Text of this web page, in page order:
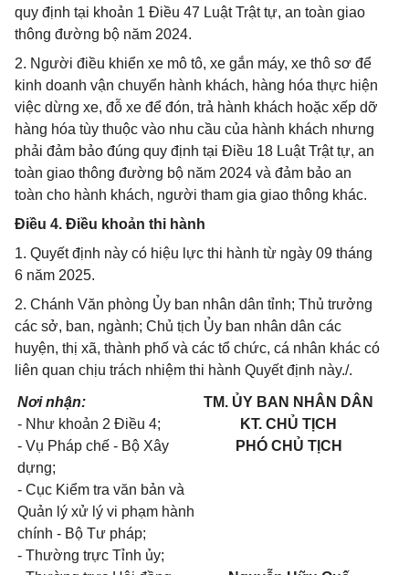
quy định tại khoản 1 Điều 47 Luật Trật tự, an toàn giao
thông đường bộ năm 2024.
2. Người điều khiển xe mô tô, xe gắn máy, xe thô sơ để
kinh doanh vận chuyển hành khách, hàng hóa thực hiện
việc dừng xe, đỗ xe để đón, trả hành khách hoặc xếp dỡ
hàng hóa tùy thuộc vào nhu cầu của hành khách nhưng
phải đảm bảo đúng quy định tại Điều 18 Luật Trật tự, an
toàn giao thông đường bộ năm 2024 và đảm bảo an
toàn cho hành khách, người tham gia giao thông khác.
Điều 4. Điều khoản thi hành
1. Quyết định này có hiệu lực thi hành từ ngày 09 tháng
6 năm 2025.
2. Chánh Văn phòng Ủy ban nhân dân tỉnh; Thủ trưởng
các sở, ban, ngành; Chủ tịch Ủy ban nhân dân các
huyện, thị xã, thành phố và các tổ chức, cá nhân khác có
liên quan chịu trách nhiệm thi hành Quyết định này./.
Nơi nhận:
- Như khoản 2 Điều 4;
- Vụ Pháp chế - Bộ Xây
dựng;
- Cục Kiểm tra văn bản và
Quản lý xử lý vi phạm hành
chính - Bộ Tư pháp;
- Thường trực Tỉnh ủy;
TM. ỦY BAN NHÂN DÂN
KT. CHỦ TỊCH
PHÓ CHỦ TỊCH